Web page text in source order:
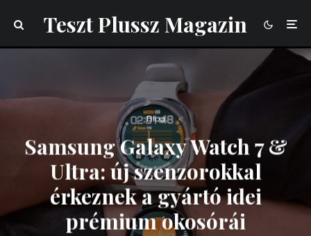
Teszt Plussz Magazin
Blog
Samsung Galaxy Watch 7 &
Ultra: új szenzorokkal
érkeznek a gyártó idei
prémium okosórái